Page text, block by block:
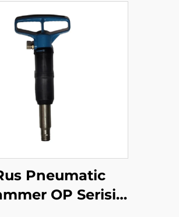
Pneumatic
OP Serisi